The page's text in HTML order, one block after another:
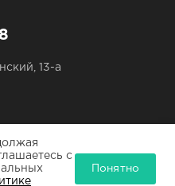
13-а
2026
с
Понятно